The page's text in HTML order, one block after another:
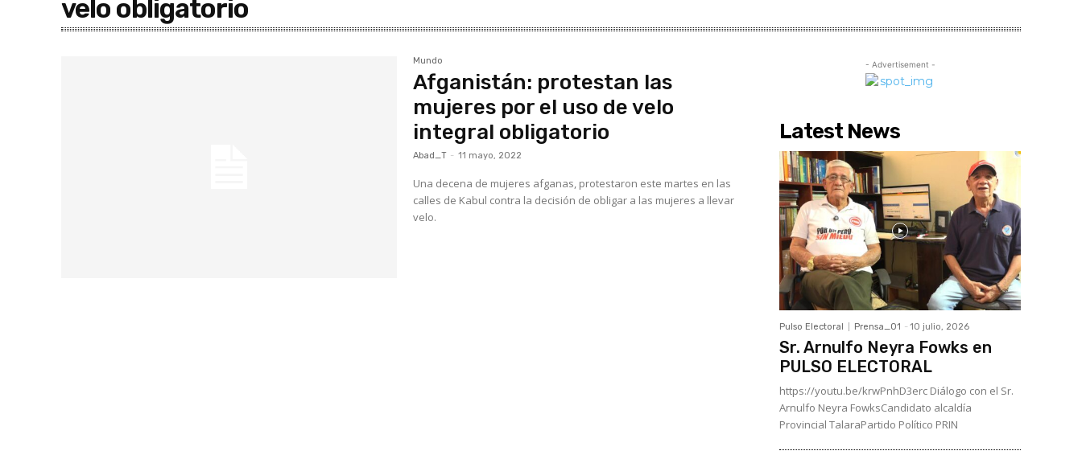
velo obligatorio
Mundo
Afganistán: protestan las
mujeres por el uso de velo
integral obligatorio
Abad_T - 11 mayo, 2022
Una decena de mujeres afganas, protestaron este martes en las
calles de Kabul contra la decisión de obligar a las mujeres a llevar
velo.
- Advertisement -
Latest News
Pulso Electoral Prensa_01 - 10 julio, 2026
Sr. Arnulfo Neyra Fowks en
PULSO ELECTORAL
https://youtu.be/krwPnhD3erc Diálogo con el Sr.
Arnulfo Neyra FowksCandidato alcaldía
Provincial TalaraPartido Político PRIN